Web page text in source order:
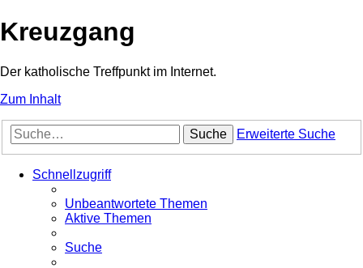
Kreuzgang
Der katholische Treffpunkt im Internet.
Zum Inhalt
Suche Erweiterte Suche
Schnellzugriff
Unbeantwortete Themen
Aktive Themen
Suche